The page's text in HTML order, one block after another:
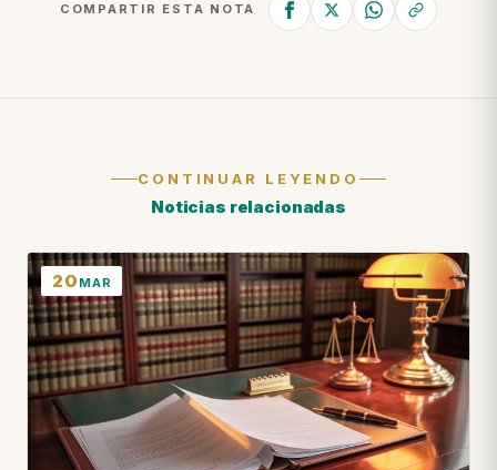
COMPARTIR ESTA NOTA
CONTINUAR LEYENDO
Noticias relacionadas
20 MAR